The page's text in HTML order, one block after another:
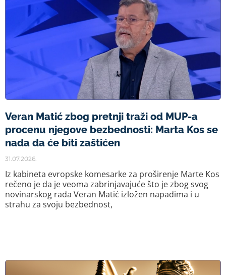
Veran Matić zbog pretnji traži od MUP-a
procenu njegove bezbednosti: Marta Kos se
nada da će biti zaštićen
31.07.2026.
Iz kabineta evropske komesarke za proširenje Marte Kos
rečeno je da je veoma zabrinjavajuće što je zbog svog
novinarskog rada Veran Matić izložen napadima i u
strahu za svoju bezbednost,